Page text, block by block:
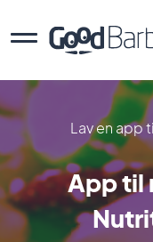
Lav en app
App til